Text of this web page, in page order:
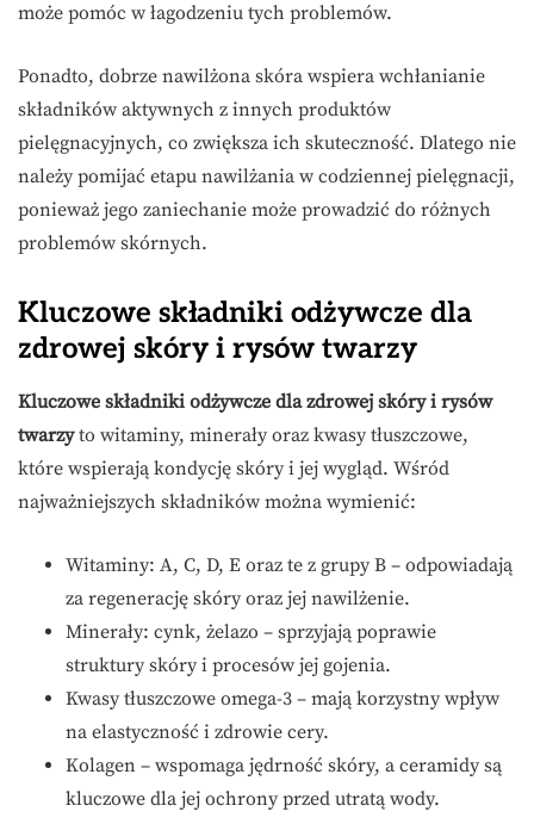
może pomóc w łagodzeniu tych problemów.
Ponadto, dobrze nawilżona skóra wspiera wchłanianie
składników aktywnych z innych produktów
pielęgnacyjnych, co zwiększa ich skuteczność. Dlatego nie
należy pomijać etapu nawilżania w codziennej pielęgnacji,
ponieważ jego zaniechanie może prowadzić do różnych
problemów skórnych.
Kluczowe składniki odżywcze dla
zdrowej skóry i rysów twarzy
Kluczowe składniki odżywcze dla zdrowej skóry i rysów
twarzyto witaminy, minerały oraz kwasy tłuszczowe,
które wspierają kondycję skóry i jej wygląd. Wśród
najważniejszych składników można wymienić:
Witaminy: A, C, D, E oraz te z grupy B – odpowiadają
za regenerację skóry oraz jej nawilżenie.
Minerały: cynk, żelazo – sprzyjają poprawie
struktury skóry i procesów jej gojenia.
Kwasy tłuszczowe omega-3 – mają korzystny wpływ
na elastyczność i zdrowie cery.
Kolagen – wspomaga jędrność skóry, a ceramidy są
kluczowe dla jej ochrony przed utratą wody.